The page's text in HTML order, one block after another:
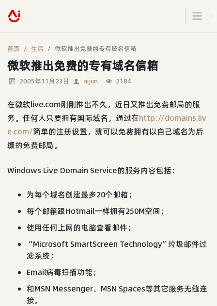
首页 生活 微软推出免费的专有域名信箱
微软推出免费的专有域名信箱
2005年11月23日 aijun 2184
在微软live.com刚刚推出不久，近日又推出免费邮局的服
务。任何人只要拥有国际域名，通过在http://domains.liv
e.com/简单的注册设置，就可以免费拥有以自己域名为后
缀的免费邮局。
Windows Live Domain Service的服务内容包括：
为每个域名创建最多20个邮箱；
每个邮箱跟Hotmail一样拥有250M空间；
使用任何上网的电脑查看邮件；
“Microsoft SmartScreen Technology”垃圾邮件过
滤系统；
Email病毒扫描功能；
和MSN Messenger、MSN Spaces等其它服务无缝连
接。